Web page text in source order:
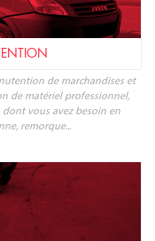
de marchandises et
de matériel professionnel,
vous avez besoin en
remorque...